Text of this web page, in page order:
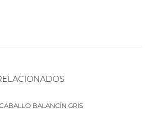
CABALLO BALANCÍN GRIS